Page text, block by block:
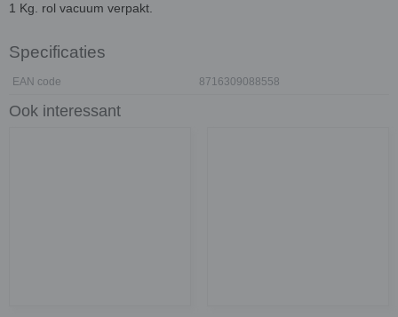
1 Kg. rol vacuum verpakt.
Specificaties
EAN code 8716309088558
Ook interessant